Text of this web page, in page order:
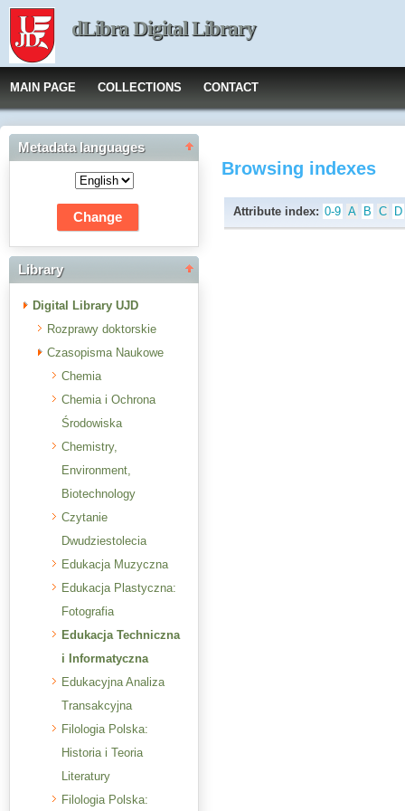
dLibra Digital Library
MAIN PAGE COLLECTIONS CONTACT
Metadata languages
Library
Digital Library UJD
Rozprawy doktorskie
Czasopisma Naukowe
Chemia
Chemia i Ochrona
Środowiska
Chemistry,
Environment,
Biotechnology
Czytanie
Dwudziestolecia
Edukacja Muzyczna
Edukacja Plastyczna:
Fotografia
Edukacja Techniczna
i Informatyczna
Edukacyjna Analiza
Transakcyjna
Filologia Polska:
Historia i Teoria
Literatury
Filologia Polska:
Browsing indexes
Attribute index: 0-9 A B C D